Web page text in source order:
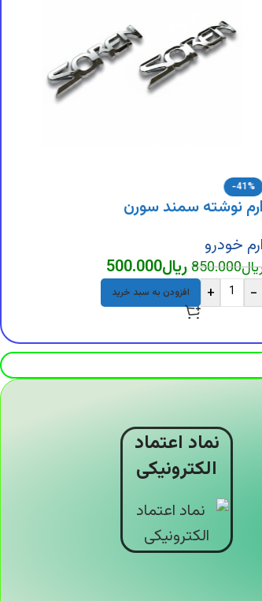
-41%
ارم نوشته سمند سورن
ارم خودرو
850.000ریال500.000
-
+ افزودن به سبد خرید
نماد اعتماد
الکترونیکی